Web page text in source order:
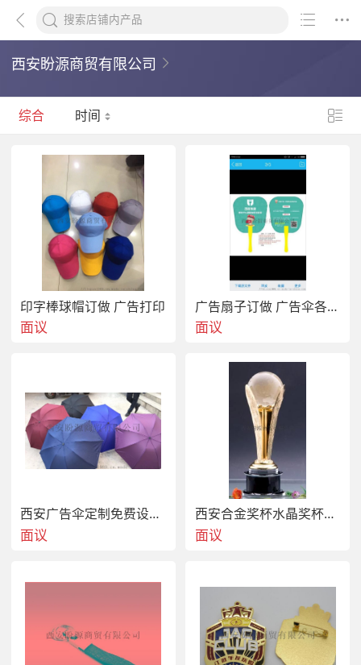
西安盼源商贸有限公司
综合 时间
印字棒球帽订做 广告打印
面议
广告扇子订做 广告伞各种广告产品
面议
西安广告伞定制免费设计印刷LOGO
面议
西安合金奖杯水晶奖杯定制
面议